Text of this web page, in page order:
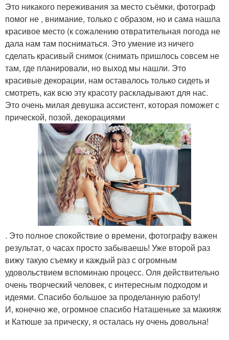
Это никакого переживания за место съёмки, фотограф
помог не , внимание, только с образом, но и сама нашла
красивое место (к сожалению отвратительная погода не
дала нам там посниматься. Это умение из ничего
сделать красивый снимок (снимать пришлось совсем не
там, где планировали, но выход мы нашли. Это
красивые декорации, нам оставалось только сидеть и
смотреть, как всю эту красоту раскладывают для нас.
Это очень милая девушка ассистент, которая поможет с
прической, позой, декорациями
. Это полное спокойствие о времени, фотографу важен
результат, о часах просто забываешь! Уже второй раз
вижу такую съемку и каждый раз с огромным
удовольствием вспоминаю процесс. Оля действительно
очень творческий человек, с интересным подходом и
идеями. Спасибо большое за проделанную работу!
И, конечно же, огромное спасибо Наташеньке за макияж
и Катюше за прическу, я осталась ну очень довольна!